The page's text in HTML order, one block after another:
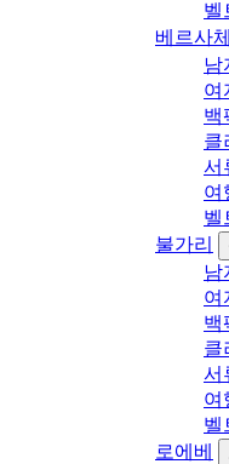
벨
베르사체
남
여
백
클
서
여
벨
불가리
남
여
백
클
서
여
벨
로에베